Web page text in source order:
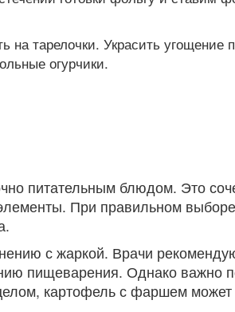
на тарелочки. Украсить
огурчики.
питательным блюдом. Это
При правильном выборе
с жаркой. Врачи
пищеварения. Однако важно
картофель с фаршем